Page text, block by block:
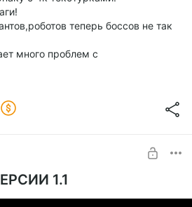
теперь боссов не так
много проблем с
1.1